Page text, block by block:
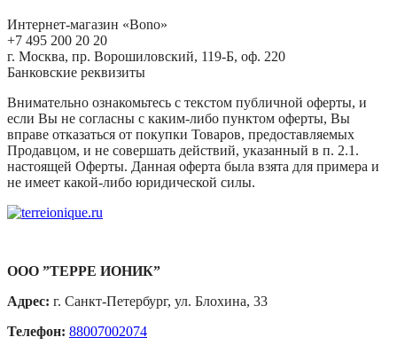
Интернет-магазин «Bono»
+7 495 200 20 20
г. Москва, пр. Ворошиловский, 119-Б, оф. 220
Банковские реквизиты
Внимательно ознакомьтесь с текстом публичной оферты, и
если Вы не согласны с каким-либо пунктом оферты, Вы
вправе отказаться от покупки Товаров, предоставляемых
Продавцом, и не совершать действий, указанный в п. 2.1.
настоящей Оферты. Данная оферта была взята для примера и
не имеет какой-либо юридической силы.
ООО ”ТЕРРЕ ИОНИК”
Адрес: г. Санкт-Петербург, ул. Блохина, 33
Телефон: 88007002074